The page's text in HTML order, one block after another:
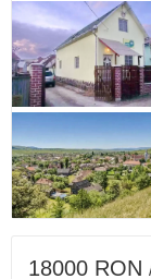
18000 RON